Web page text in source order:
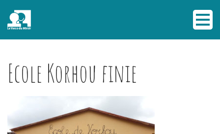
Ecole Korhou finie